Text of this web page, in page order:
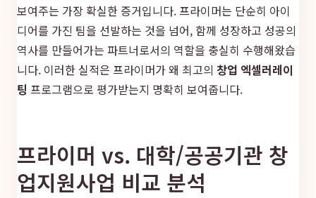
보여주는 가장 확실한 증거입니다. 프라이머는 단순히 아이
디어를 가진 팀을 선발하는 것을 넘어, 함께 성장하고 성공의
역사를 만들어가는 파트너로서의 역할을 충실히 수행해왔습
니다. 이러한 실적은 프라이머가 왜 최고의 창업 엑셀러레이
팅 프로그램으로 평가받는지 명확히 보여줍니다.
프라이머 vs. 대학/공공기관 창
업지원사업 비교 분석